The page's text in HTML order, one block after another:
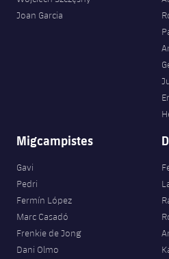
Serveis Mèdics
Acreditacions
Fotos
Fotos
Infantil A
Palmarès
Història
Classificació
plusicon
més
Infantil
Actualitat
Entrades
Resultats
Barça Atlètic
plusicon
més
Calendari
Resultats
Actualitat
Barça C
Campus Estiu
Joan Garcia
Migcampistes
Gavi
Pedri
Fermín López
Marc Casadó
Frenkie de Jong
Dani Olmo